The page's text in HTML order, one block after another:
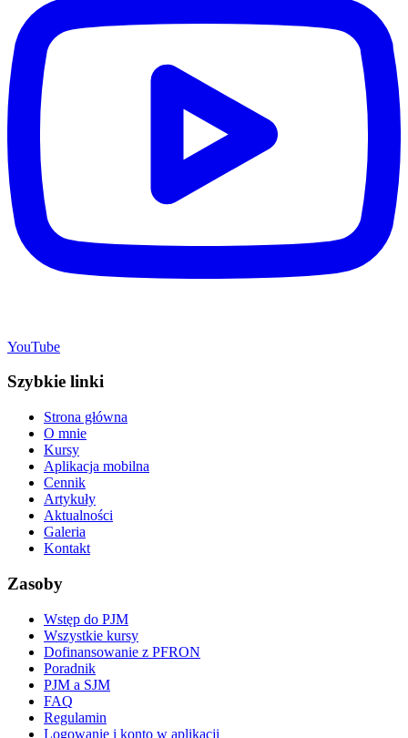
YouTube
Szybkie linki
Strona główna
O mnie
Kursy
Aplikacja mobilna
Cennik
Artykuły
Aktualności
Galeria
Kontakt
Zasoby
Wstęp do PJM
Wszystkie kursy
Dofinansowanie z PFRON
Poradnik
PJM a SJM
FAQ
Regulamin
Logowanie i konto w aplikacji